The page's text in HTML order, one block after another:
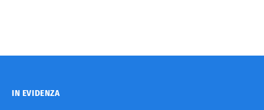
IN EVIDENZA